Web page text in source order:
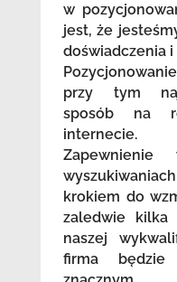
w
jest, że
doświadczenia i
przy tym
sposób na
internecie.
krokiem do
zaledwie kilka
naszej
firma